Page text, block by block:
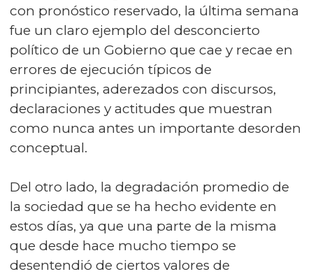
con pronóstico reservado, la última semana
fue un claro ejemplo del desconcierto
político de un Gobierno que cae y recae en
errores de ejecución típicos de
principiantes, aderezados con discursos,
declaraciones y actitudes que muestran
como nunca antes un importante desorden
conceptual.
Del otro lado, la degradación promedio de
la sociedad que se ha hecho evidente en
estos días, ya que una parte de la misma
que desde hace mucho tiempo se
desentendió de ciertos valores de